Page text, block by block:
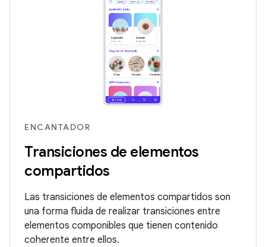
ENCANTADOR
Transiciones de elementos
compartidos
Las transiciones de elementos compartidos son
una forma fluida de realizar transiciones entre
elementos componibles que tienen contenido
coherente entre ellos.